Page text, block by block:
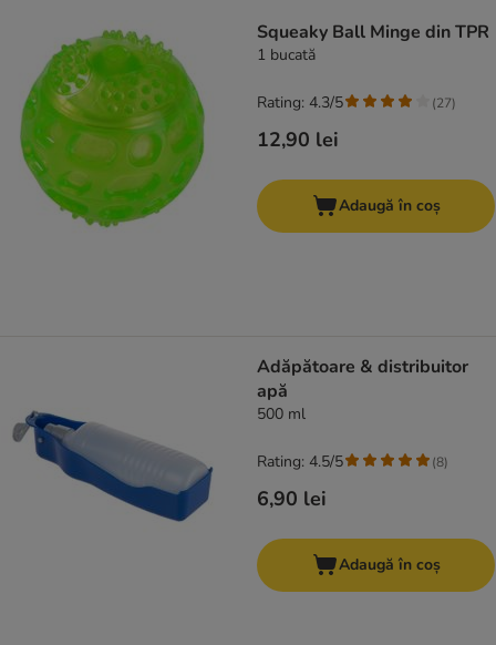
Squeaky Ball Minge din TPR
1 bucată
12,90 lei
Rating: 4.3/5 (27)
Adaugă în coș
Adăpătoare & distribuitor
apă
500 ml
6,90 lei
Rating: 4.5/5 (8)
Adaugă în coș